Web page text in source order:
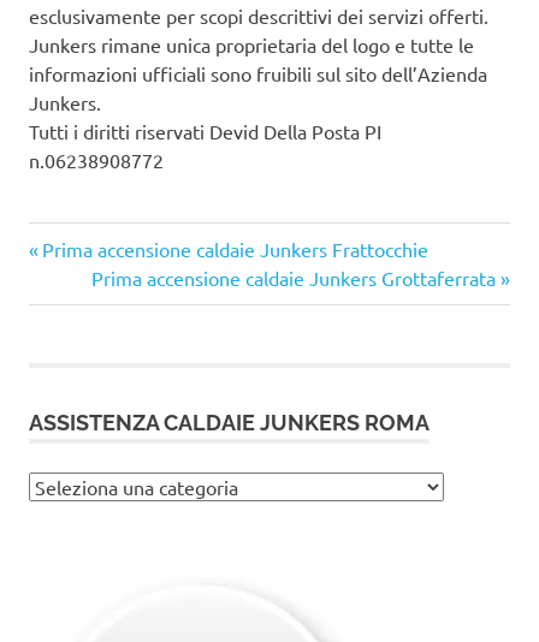
esclusivamente per scopi descrittivi dei servizi offerti.
Junkers rimane unica proprietaria del logo e tutte le
informazioni ufficiali sono fruibili sul sito dell’Azienda
Junkers.
Tutti i diritti riservati Devid Della Posta PI
n.06238908772
Navigazione
articoli
Articolo
precedente:
Prima accensione caldaie Junkers Frattocchie
Articolo
successivo:
Prima accensione caldaie Junkers Grottaferrata
ASSISTENZA CALDAIE JUNKERS ROMA
Assistenza